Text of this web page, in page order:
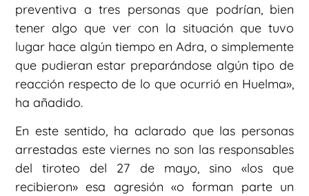
preventiva a tres personas que podrían, bien
tener algo que ver con la situación que tuvo
lugar hace algún tiempo en Adra, o simplemente
que pudieran estar preparándose algún tipo de
reacción respecto de lo que ocurrió en Huelma»,
ha añadido.
En este sentido, ha aclarado que las personas
arrestadas este viernes no son las responsables
del tiroteo del 27 de mayo, sino «los que
recibieron» esa agresión «o forman parte un